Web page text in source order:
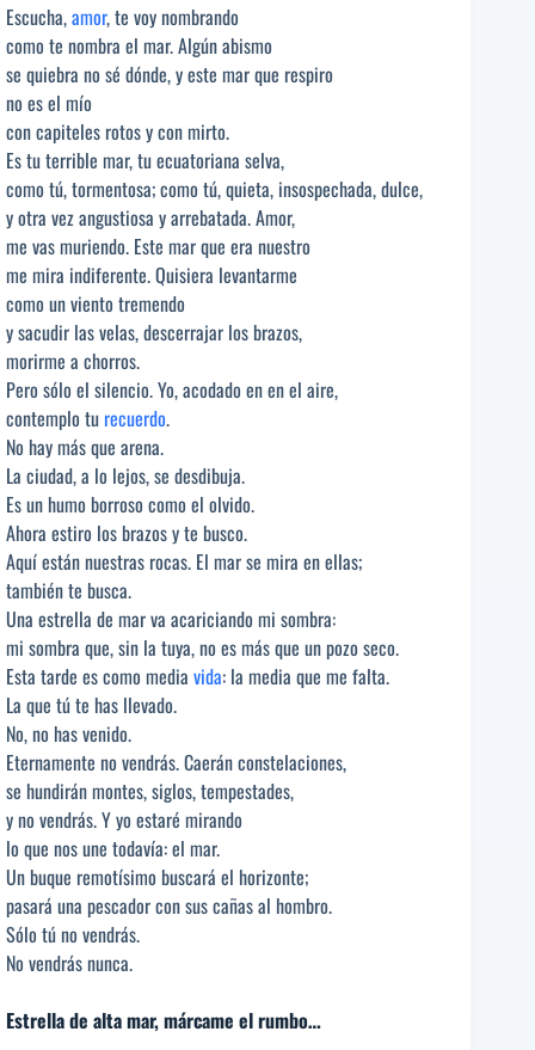
Escucha,amor, te voy nombrando
como te nombra el mar. Algún abismo
se quiebra no sé dónde, y este mar que respiro
no es el mío
con capiteles rotos y con mirto.
Es tu terrible mar, tu ecuatoriana selva,
como tú, tormentosa; como tú, quieta, insospechada, dulce,
y otra vez angustiosa y arrebatada. Amor,
me vas muriendo. Este mar que era nuestro
me mira indiferente. Quisiera levantarme
como un viento tremendo
y sacudir las velas, descerrajar los brazos,
morirme a chorros.
Pero sólo el silencio. Yo, acodado en en el aire,
contemplo tu recuerdo.
No hay más que arena.
La ciudad, a lo lejos, se desdibuja.
Es un humo borroso como el olvido.
Ahora estiro los brazos y te busco.
Aquí están nuestras rocas. El mar se mira en ellas;
también te busca.
Una estrella de mar va acariciando mi sombra:
mi sombra que, sin la tuya, no es más que un pozo seco.
Esta tarde es como media vida: la media que me falta.
La que tú te has llevado.
No, no has venido.
Eternamente no vendrás. Caerán constelaciones,
se hundirán montes, siglos, tempestades,
y no vendrás. Y yo estaré mirando
lo que nos une todavía: el mar.
Un buque remotísimo buscará el horizonte;
pasará una pescador con sus cañas al hombro.
Sólo tú no vendrás.
No vendrás nunca.
Estrella de alta mar, márcame el rumbo…